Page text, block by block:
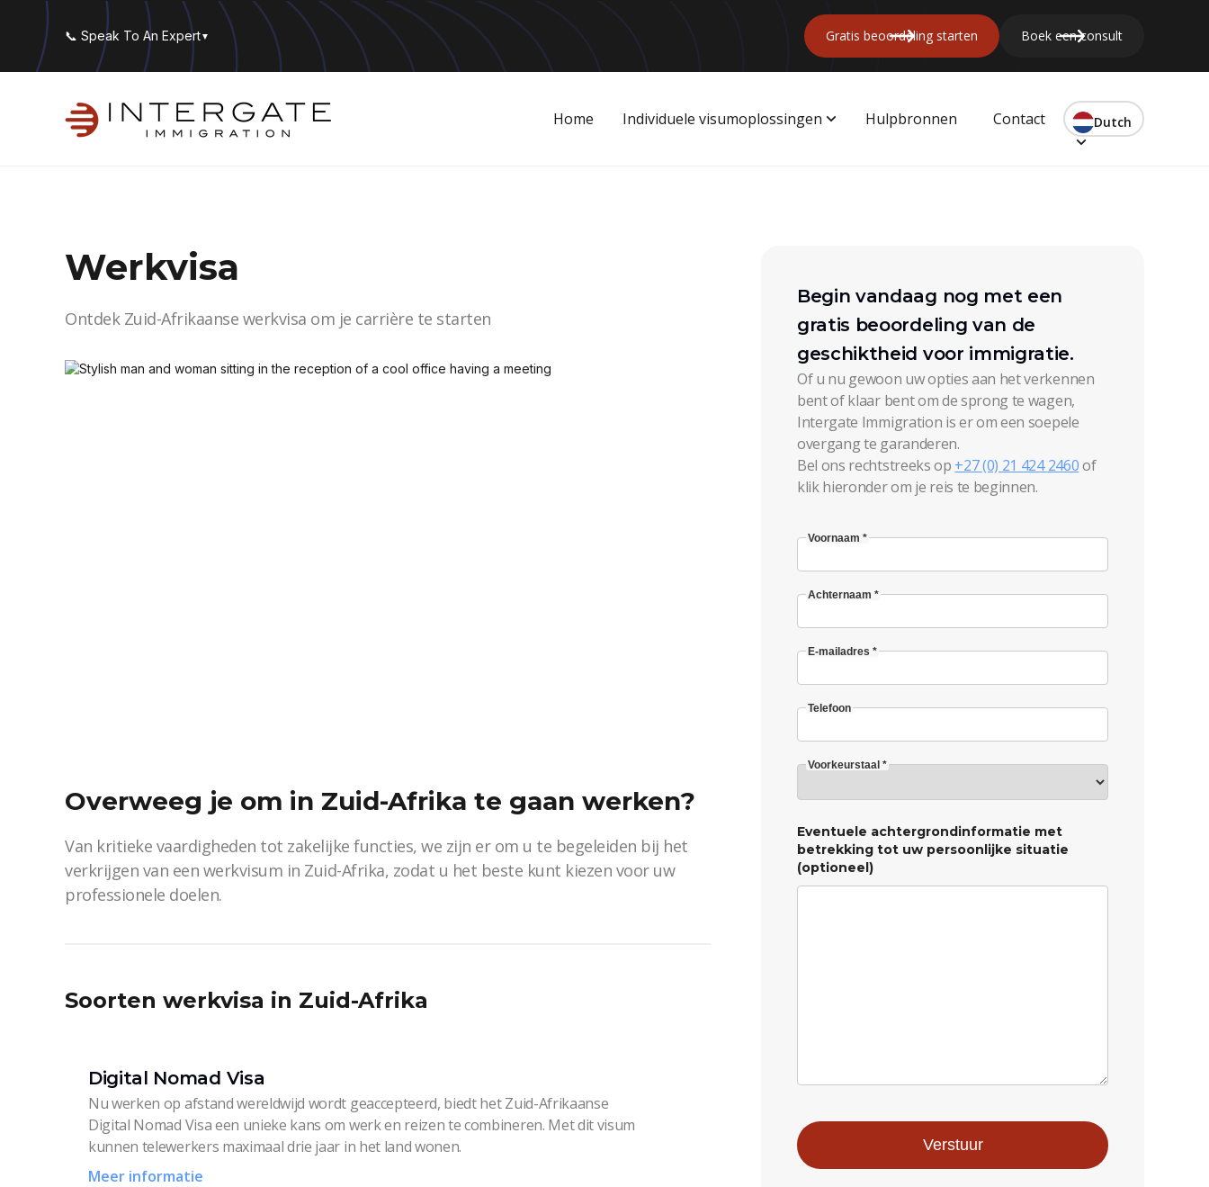
📞 Speak To An Expert▼ Gratis beoordeling starten Boek een consult
Home Individuele visumoplossingen Hulpbronnen Contact Dutch
Werkvisa
Ontdek Zuid-Afrikaanse werkvisa om je carrière te starten
Overweeg je om in Zuid-Afrika te gaan werken?
Van kritieke vaardigheden tot zakelijke functies, we zijn er om u te begeleiden bij het
verkrijgen van een werkvisum in Zuid-Afrika, zodat u het beste kunt kiezen voor uw
professionele doelen.
Soorten werkvisa in Zuid-Afrika
Digital Nomad Visa
Nu werken op afstand wereldwijd wordt geaccepteerd, biedt het Zuid-Afrikaanse
Digital Nomad Visa een unieke kans om werk en reizen te combineren. Met dit visum
kunnen telewerkers maximaal drie jaar in het land wonen.
Meer informatie
Begin vandaag nog met een
gratis beoordeling van de
geschiktheid voor immigratie.
Of u nu gewoon uw opties aan het verkennen
bent of klaar bent om de sprong te wagen,
Intergate Immigration is er om een soepele
overgang te garanderen.
Bel ons rechtstreeks op +27 (0) 21 424 2460of
klik hieronder om je reis te beginnen.
Voornaam *
Achternaam *
E-mailadres *
Telefoon
Voorkeurstaal *
Eventuele achtergrondinformatie met
betrekking tot uw persoonlijke situatie
(optioneel)